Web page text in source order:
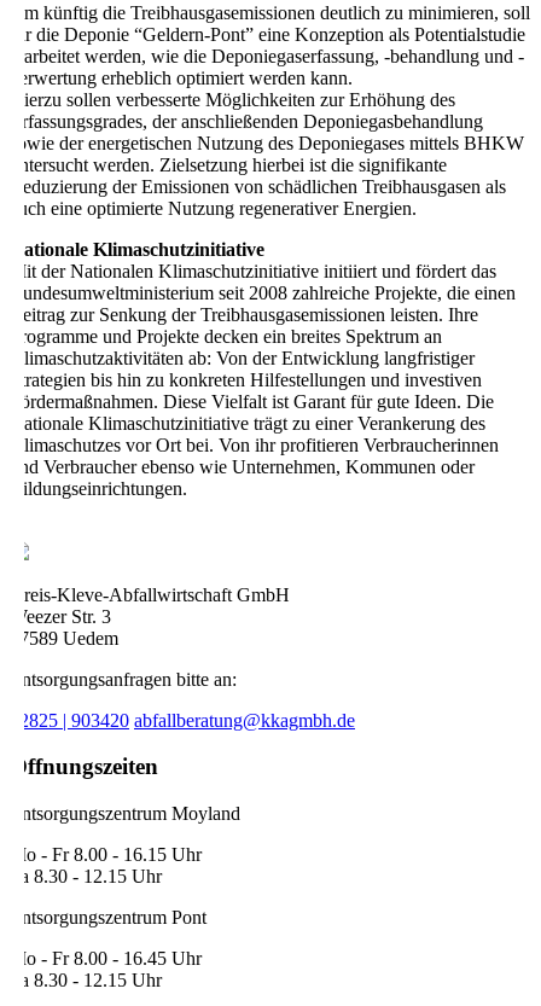
Um künftig die Treibhausgasemissionen deutlich zu minimieren, soll
für die Deponie “Geldern-Pont” eine Konzeption als Potentialstudie
erarbeitet werden, wie die Deponiegaserfassung, -behandlung und -
verwertung erheblich optimiert werden kann.
Hierzu sollen verbesserte Möglichkeiten zur Erhöhung des
Erfassungsgrades, der anschließenden Deponiegasbehandlung
sowie der energetischen Nutzung des Deponiegases mittels BHKW
untersucht werden. Zielsetzung hierbei ist die signifikante
Reduzierung der Emissionen von schädlichen Treibhausgasen als
auch eine optimierte Nutzung regenerativer Energien.
Nationale Klimaschutzinitiative
Mit der Nationalen Klimaschutzinitiative initiiert und fördert das
Bundesumweltministerium seit 2008 zahlreiche Projekte, die einen
Beitrag zur Senkung der Treibhausgasemissionen leisten. Ihre
Programme und Projekte decken ein breites Spektrum an
Klimaschutzaktivitäten ab: Von der Entwicklung langfristiger
Strategien bis hin zu konkreten Hilfestellungen und investiven
Fördermaßnahmen. Diese Vielfalt ist Garant für gute Ideen. Die
Nationale Klimaschutzinitiative trägt zu einer Verankerung des
Klimaschutzes vor Ort bei. Von ihr profitieren Verbraucherinnen
und Verbraucher ebenso wie Unternehmen, Kommunen oder
Bildungseinrichtungen.
Kreis-Kleve-Abfallwirtschaft GmbH
Weezer Str. 3
47589 Uedem
Entsorgungsanfragen bitte an:
02825 | 903420 abfallberatung@kkagmbh.de
Öffnungszeiten
Entsorgungszentrum Moyland
Mo - Fr 8.00 - 16.15 Uhr
Sa 8.30 - 12.15 Uhr
Entsorgungszentrum Pont
Mo - Fr 8.00 - 16.45 Uhr
Sa 8.30 - 12.15 Uhr